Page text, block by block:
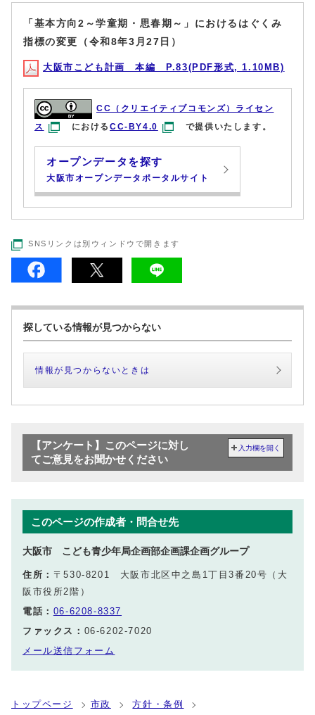
「基本方向2～学童期・思春期～」におけるはぐくみ
指標の変更（令和8年3月27日）
大阪市こども計画 本編 P.83(PDF形式, 1.10MB)
CC（クリエイティブコモンズ）ライセン
ス
におけるCC-BY4.0 で提供いたします。
オープンデータを探す
大阪市オープンデータポータルサイト
SNSリンクは別ウィンドウで開きます
探している情報が見つからない
情報が見つからないときは
【アンケート】このページに対し
てご意見をお聞かせください
入力欄を開く
このページの作成者・問合せ先
大阪市 こども青少年局企画部企画課企画グループ
住所： 〒530-8201 大阪市北区中之島1丁目3番20号（大
阪市役所2階）
電話： 06-6208-8337
ファックス： 06-6202-7020
メール送信フォーム
トップページ 市政 方針・条例